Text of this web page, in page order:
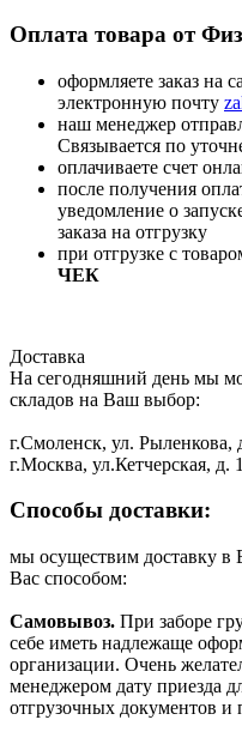
Оплата товара от
оформляете заказ на
электронную почту
наш менеджер
Связывается по
оплачиваете счет
после получения
уведомление о
заказа на отгрузку
при отгрузке с
ЧЕК
Доставка
На сегодняшний день мы
складов на Ваш выбор:
г.Смоленск, ул. Рыленкова,
г.Москва, ул.Кетчерская, д.
Способы доставки:
мы осуществим доставку
Вас способом:
Самовывоз. При заборе
себе иметь надлежаще
организации. Очень
менеджером дату приезда
отгрузочных документов и